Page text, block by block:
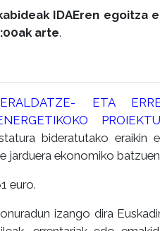
IDAEren egoitza
arte.
ETA
bideratutako eraikin
jarduera ekonomiko
euro.
izango dira